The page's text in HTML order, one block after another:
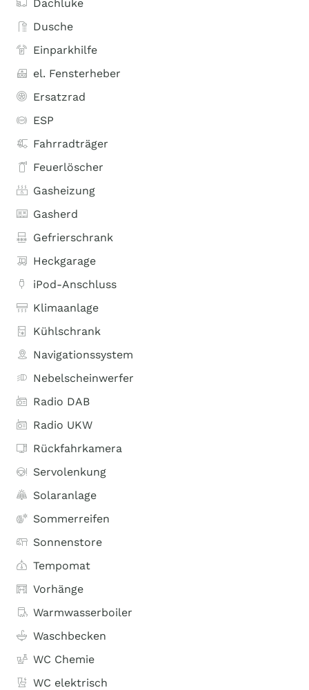
Dachluke
Dusche
Einparkhilfe
el. Fensterheber
Ersatzrad
ESP
Fahrradträger
Feuerlöscher
Gasheizung
Gasherd
Gefrierschrank
Heckgarage
iPod-Anschluss
Klimaanlage
Kühlschrank
Navigationssystem
Nebelscheinwerfer
Radio DAB
Radio UKW
Rückfahrkamera
Servolenkung
Solaranlage
Sommerreifen
Sonnenstore
Tempomat
Vorhänge
Warmwasserboiler
Waschbecken
WC Chemie
WC elektrisch